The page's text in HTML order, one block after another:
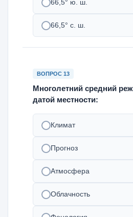
66,5° ю. ш.
66,5° с. ш.
ВОПРОС 13
Многолетний средний
датой местности:
Климат
Прогноз
Атмосфера
Облачность